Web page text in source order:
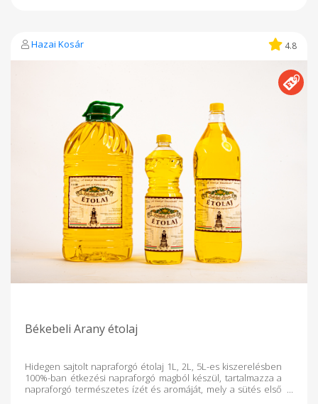
Hazai Kosár 4.8
Békebeli Arany étolaj
Hidegen sajtolt napraforgó étolaj 1L, 2L, 5L-es kiszerelésben
100%-ban étkezési napraforgó magból készül, tartalmazza a
napraforgó természetes ízét és aromáját, mely a sütés első